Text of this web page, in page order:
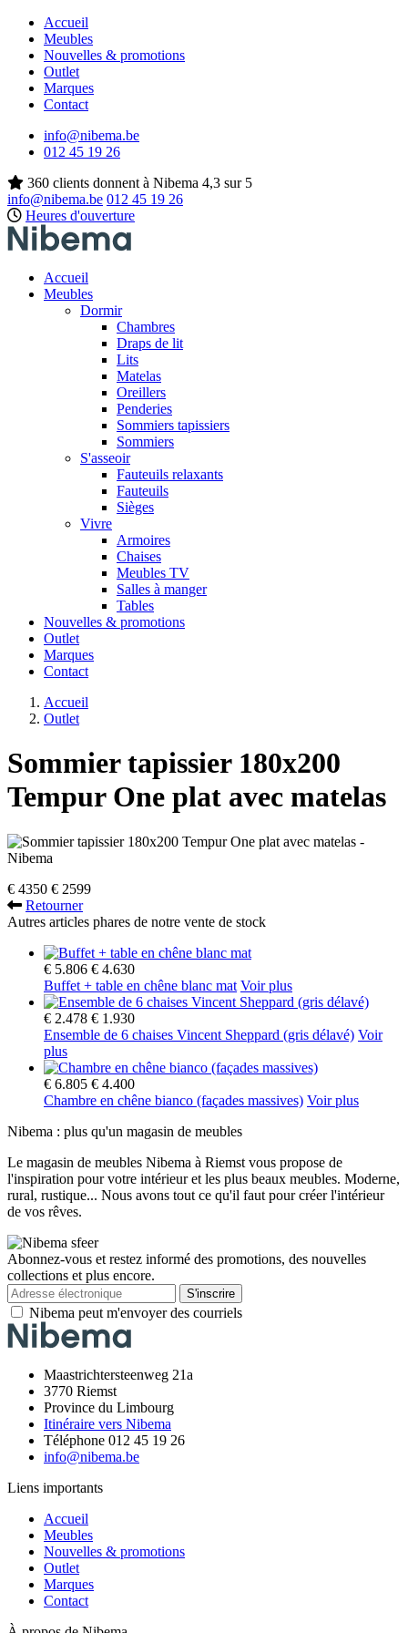
Accueil
Meubles
Nouvelles & promotions
Outlet
Marques
Contact
info@nibema.be
012 45 19 26
360 clients donnent à Nibema 4,3 sur 5
info@nibema.be 012 45 19 26
Heures d'ouverture
Accueil
Meubles
Dormir
Chambres
Draps de lit
Lits
Matelas
Oreillers
Penderies
Sommiers tapissiers
Sommiers
S'asseoir
Fauteuils relaxants
Fauteuils
Sièges
Vivre
Armoires
Chaises
Meubles TV
Salles à manger
Tables
Nouvelles & promotions
Outlet
Marques
Contact
Accueil
Outlet
Sommier tapissier 180x200
Tempur One plat avec matelas
€ 4350 € 2599
Retourner
Autres articles phares de notre vente de stock
€ 5.806 € 4.630
Buffet + table en chêne blanc mat Voir plus
€ 2.478 € 1.930
Ensemble de 6 chaises Vincent Sheppard (gris délavé) Voir
plus
€ 6.805 € 4.400
Chambre en chêne bianco (façades massives) Voir plus
Nibema : plus qu'un magasin de meubles
Le magasin de meubles Nibema à Riemst vous propose de
l'inspiration pour votre intérieur et les plus beaux meubles. Moderne,
rural, rustique... Nous avons tout ce qu'il faut pour créer l'intérieur
de vos rêves.
Abonnez-vous et restez informé des promotions, des nouvelles
collections et plus encore.
S'inscrire
Nibema peut m'envoyer des courriels
Maastrichtersteenweg 21a
3770 Riemst
Province du Limbourg
Itinéraire vers Nibema
Téléphone 012 45 19 26
info@nibema.be
Liens importants
Accueil
Meubles
Nouvelles & promotions
Outlet
Marques
Contact